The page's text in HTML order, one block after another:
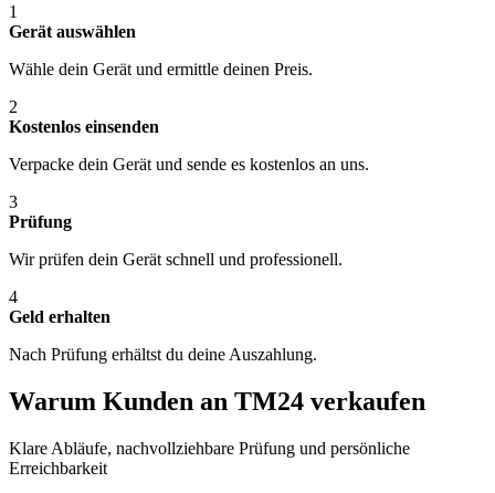
1
Gerät auswählen
Wähle dein Gerät und ermittle deinen Preis.
2
Kostenlos einsenden
Verpacke dein Gerät und sende es kostenlos an uns.
3
Prüfung
Wir prüfen dein Gerät schnell und professionell.
4
Geld erhalten
Nach Prüfung erhältst du deine Auszahlung.
Warum Kunden an TM24 verkaufen
Klare Abläufe, nachvollziehbare Prüfung und persönliche
Erreichbarkeit